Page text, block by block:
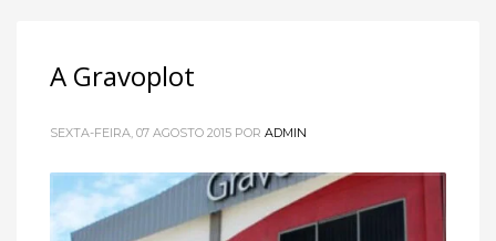
A Gravoplot
SEXTA-FEIRA, 07 AGOSTO 2015 POR ADMIN